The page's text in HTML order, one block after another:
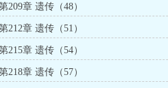
209章 遗传（48）
212章 遗传（51）
215章 遗传（54）
218章 遗传（57）